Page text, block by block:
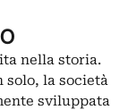
nella storia.
solo, la società
sviluppata